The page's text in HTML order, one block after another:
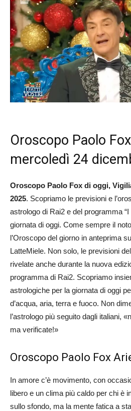
Oroscopo Paolo
mercoledì 24
Oroscopo Paolo Fox di oggi,
2025. Scopriamo le previsioni e
astrologo di Rai2 e del programma “I
giornata di oggi. Come sempre il
l’Oroscopo del giorno in anteprima
LatteMiele. Non solo, le previsioni
rivelate anche durante la nuova
programma di Rai2. Scopriamo
astrologiche per la giornata di oggi
d’acqua, aria, terra e fuoco. Non
l’astrologo più seguito dagli italiani,
ma verificate!»
Oroscopo Paolo Fox
In amore c’è movimento, con
libero e un clima più caldo per chi è
sullo sfondo, ma la mente fatica a